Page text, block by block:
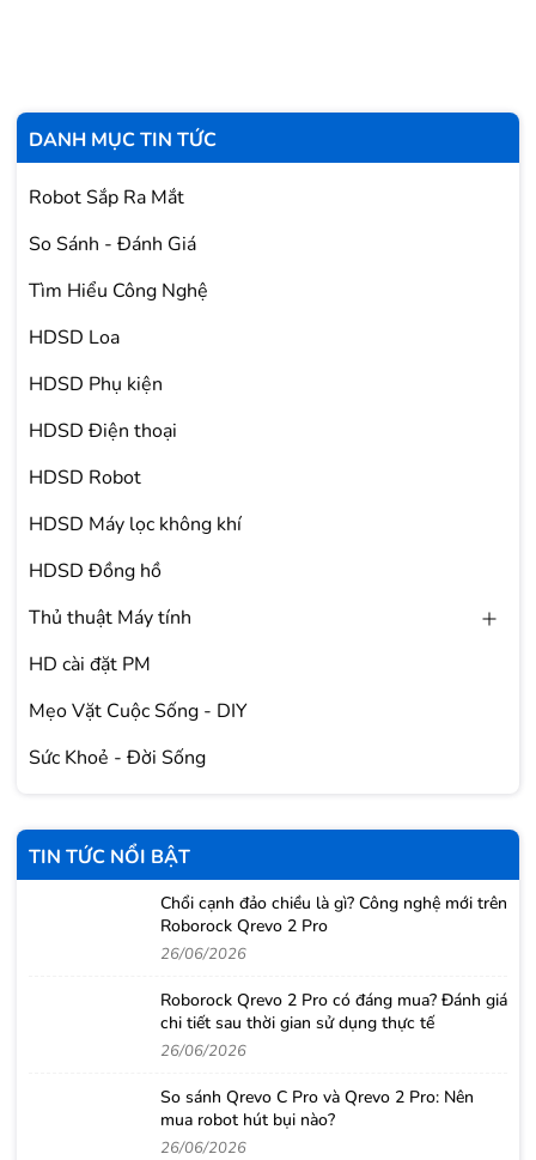
DANH MỤC TIN TỨC
Robot Sắp Ra Mắt
So Sánh - Đánh Giá
Tìm Hiểu Công Nghệ
HDSD Loa
HDSD Phụ kiện
HDSD Điện thoại
HDSD Robot
HDSD Máy lọc không khí
HDSD Đồng hồ
Thủ thuật Máy tính
HD cài đặt PM
Mẹo Vặt Cuộc Sống - DIY
Sức Khoẻ - Đời Sống
TIN TỨC NỔI BẬT
Chổi cạnh đảo chiều là gì? Công nghệ mới trên
Roborock Qrevo 2 Pro
26/06/2026
Roborock Qrevo 2 Pro có đáng mua? Đánh giá
chi tiết sau thời gian sử dụng thực tế
26/06/2026
So sánh Qrevo C Pro và Qrevo 2 Pro: Nên
mua robot hút bụi nào?
26/06/2026